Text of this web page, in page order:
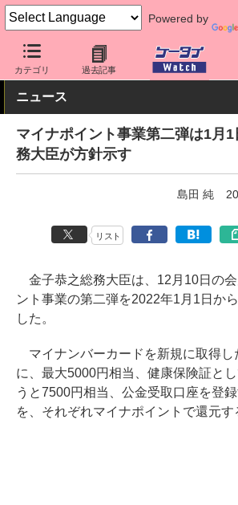
Powered by
カテゴリ 過去記事
ケータイ Watch 業界動向 政策
ニュース
マイナポイント事業第二弾は1月
務大臣が方針示す
島田 純
リスト
金子恭之総務大臣は、12月10日の
ント事業の第二弾を2022年1月1日か
した。
マイナンバーカードを新規に取得し
に、最大5000円相当、健康保険証と
うと7500円相当、公金受取口座を登
を、それぞれマイナポイントで還元す